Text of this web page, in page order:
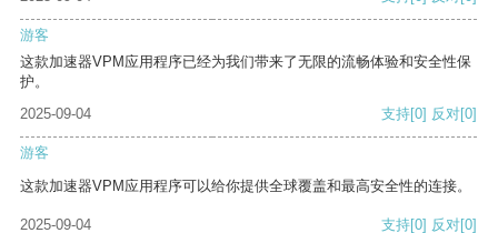
游客
这款加速器VPM应用程序已经为我们带来了无限的流畅体验和安全性保
护。
2025-09-04
支持[0] 反对[0]
游客
这款加速器VPM应用程序可以给你提供全球覆盖和最高安全性的连接。
2025-09-04 支持[0] 反对[0]